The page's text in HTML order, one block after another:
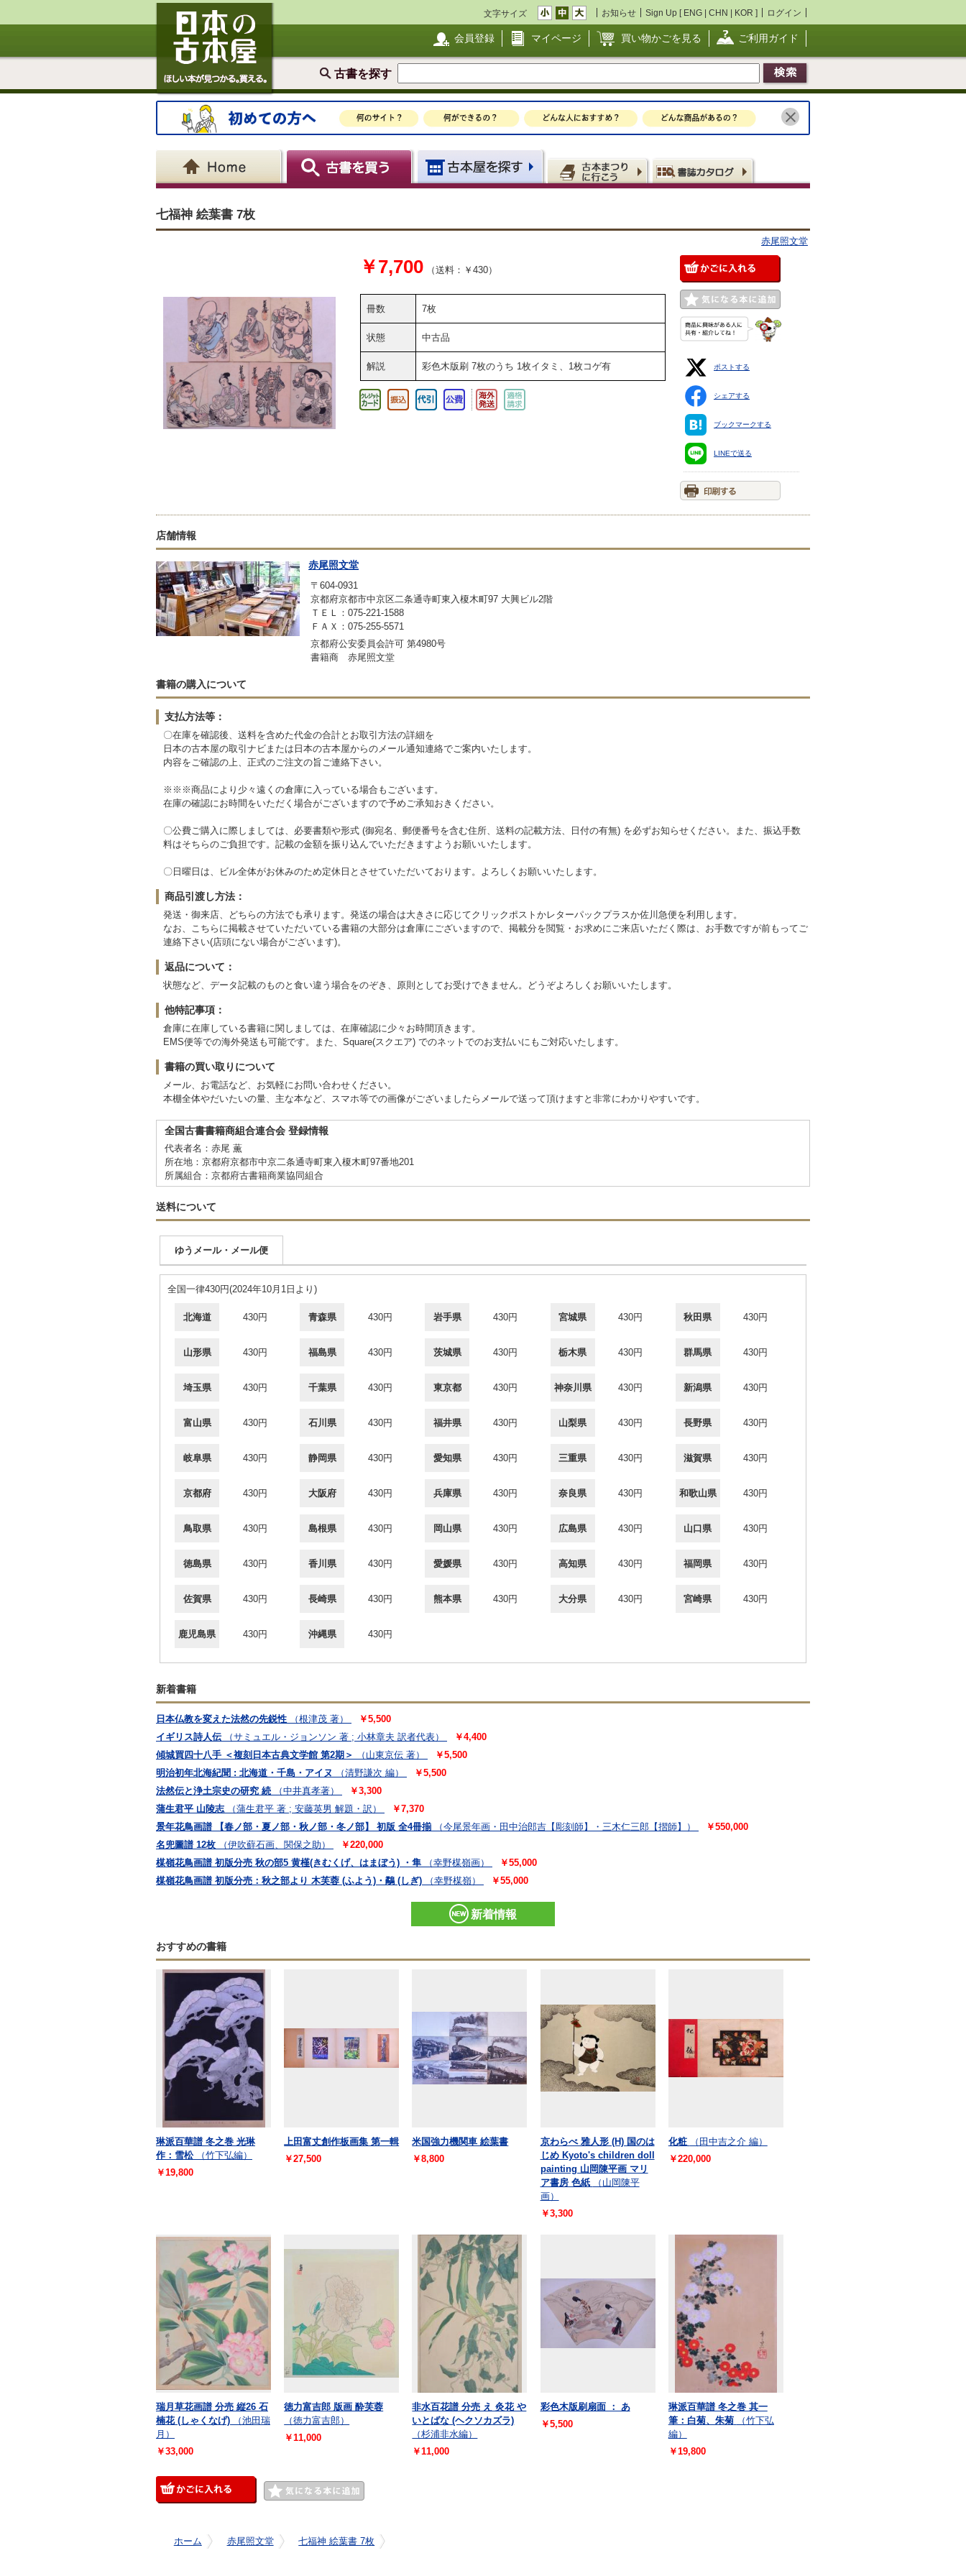
文字サイズ お知らせ Sign Up [ ENG | CHN | KOR ] ログイン
会員登録 マイページ 買い物かごを見る ご利用ガイド
古書を探す
七福神 絵葉書 7枚
赤尾照文堂
￥7,700 （送料：￥430）
冊数 7枚
状態 中古品
解説 彩色木版刷 7枚のうち 1枚イタミ、1枚コゲ有 ポストする
シェアする
ブックマークする
LINEで送る
店舗情報
赤尾照文堂
〒604-0931
京都府京都市中京区二条通寺町東入榎木町97 大興ビル2階
ＴＥＬ：075-221-1588
ＦＡＸ：075-255-5571
京都府公安委員会許可 第4980号
書籍商 赤尾照文堂
書籍の購入について
支払方法等：
〇在庫を確認後、送料を含めた代金の合計とお取引方法の詳細を
日本の古本屋の取引ナビまたは日本の古本屋からのメール通知連絡でご案内いたします。
内容をご確認の上、正式のご注文の旨ご連絡下さい。
※※※商品により少々遠くの倉庫に入っている場合もございます。
在庫の確認にお時間をいただく場合がございますので予めご承知おきください。
〇公費ご購入に際しましては、必要書類や形式 (御宛名、郵便番号を含む住所、送料の記載方法、日付の有無) を必ずお知らせください。また、振込手数
料はそちらのご負担です。記載の金額を振り込んでいただきますようお願いいたします。
〇日曜日は、ビル全体がお休みのため定休日とさせていただいております。よろしくお願いいたします。
商品引渡し方法：
発送・御来店、どちらの方法でも承ります。発送の場合は大きさに応じてクリックポストかレターパックプラスか佐川急便を利用します。
なお、こちらに掲載させていただいている書籍の大部分は倉庫にございますので、掲載分を閲覧・お求めにご来店いただく際は、お手数ですが前もってご
連絡下さい(店頭にない場合がございます)。
返品について：
状態など、データ記載のものと食い違う場合をのぞき、原則としてお受けできません。どうぞよろしくお願いいたします。
他特記事項：
倉庫に在庫している書籍に関しましては、在庫確認に少々お時間頂きます。
EMS便等での海外発送も可能です。また、Square(スクエア) でのネットでのお支払いにもご対応いたします。
書籍の買い取りについて
メール、お電話など、お気軽にお問い合わせください。
本棚全体やだいたいの量、主な本など、スマホ等での画像がございましたらメールで送って頂けますと非常にわかりやすいです。
全国古書書籍商組合連合会 登録情報
代表者名：赤尾 薫
所在地：京都府京都市中京二条通寺町東入榎木町97番地201
所属組合：京都府古書籍商業協同組合
送料について
ゆうメール・メール便
全国一律430円(2024年10月1日より)
北海道 430円 青森県 430円 岩手県 430円 宮城県 430円 秋田県 430円
山形県 430円 福島県 430円 茨城県 430円 栃木県 430円 群馬県 430円
埼玉県 430円 千葉県 430円 東京都 430円 神奈川県 430円 新潟県 430円
富山県 430円 石川県 430円 福井県 430円 山梨県 430円 長野県 430円
岐阜県 430円 静岡県 430円 愛知県 430円 三重県 430円 滋賀県 430円
京都府 430円 大阪府 430円 兵庫県 430円 奈良県 430円 和歌山県 430円
鳥取県 430円 島根県 430円 岡山県 430円 広島県 430円 山口県 430円
徳島県 430円 香川県 430円 愛媛県 430円 高知県 430円 福岡県 430円
佐賀県 430円 長崎県 430円 熊本県 430円 大分県 430円 宮崎県 430円
鹿児島県 430円 沖縄県 430円
新着書籍
日本仏教を変えた法然の先鋭性 （根津茂 著）
￥5,500
イギリス詩人伝
（サミュエル・ジョンソン 著 ; 小林章夫 訳者代表）
￥4,400
傾城買四十八手 ＜複刻日本古典文学館 第2期＞
（山東京伝 著）
￥5,500
明治初年北海紀聞 : 北海道・千島・アイヌ
（清野謙次 編）
￥5,500
法然伝と浄土宗史の研究 続
（中井真孝著）
￥3,300
蒲生君平 山陵志
（蒲生君平 著 ; 安藤英男 解題・訳）
￥7,370
景年花鳥画譜 【春ノ部・夏ノ部・秋ノ部・冬ノ部】 初版 全4冊揃
（今尾景年画・田中治郎吉【彫刻師】・三木仁三郎【摺師】）
￥550,000
名兜圖譜 12枚
（伊吹蘚石画、関保之助）
￥220,000
楳嶺花鳥画譜 初版分売 秋の部5 黄槿(きむくげ、はまぼう) ・隼
（幸野楳嶺画）
￥55,000
楳嶺花鳥画譜 初版分売：秋之部より 木芙蓉 (ふよう)・鷸 (しぎ)
（幸野楳嶺） ￥55,000
新着情報
おすすめの書籍
琳派百華譜 冬之巻 光琳
作：雪松
（竹下弘編）
￥19,800
上田富丈創作板画集 第一輯
￥27,500
米国強力機関車 絵葉書
￥8,800
京わらべ 雅人形 (H) 国のは
じめ Kyoto's children doll
painting 山岡陳平画 マリ
ア書房 色紙
（山岡陳平
画）
￥3,300
化粧
（田中吉之介 編）
￥220,000
瑞月草花画譜 分売 縦26 石
楠花 (しゃくなげ)
（池田瑞
月）
￥33,000
徳力富吉郎 版画 酔芙蓉
（徳力富吉郎）
￥11,000
非水百花譜 分売 え 灸花 や
いとばな (ヘクソカズラ)
（杉浦非水編）
￥11,000
彩色木版刷扇面 ： あ
￥5,500
琳派百華譜 冬之巻 其一
筆：白菊、朱菊
（竹下弘
編）
￥19,800
ホーム 赤尾照文堂 七福神 絵葉書 7枚